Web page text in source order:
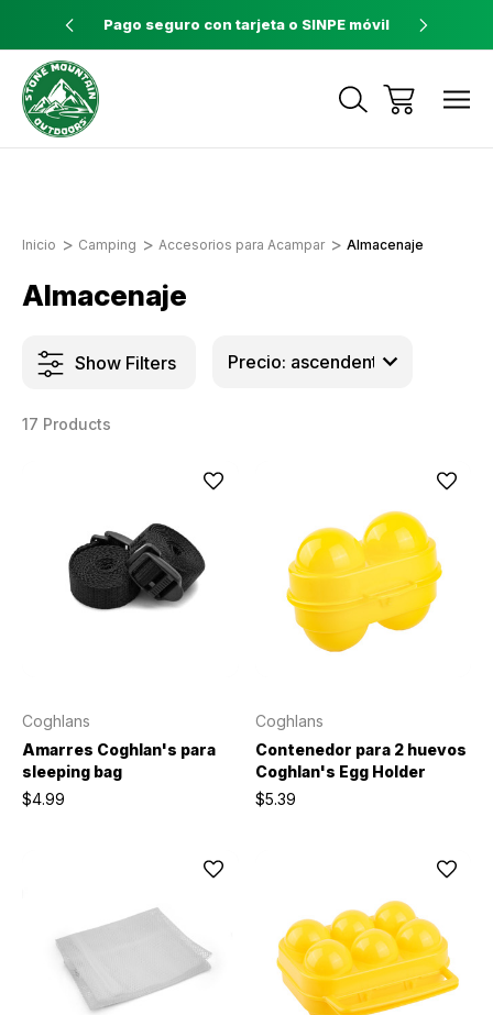
a $60 Pago seguro con tarjeta o SINPE móvil
Inicio Camping Accesorios para Acampar Almacenaje
Almacenaje
Show Filters
17 Products
Coghlans
Amarres Coghlan's para
sleeping bag
$4.99
Coghlans
Contenedor para 2 huevos
Coghlan's Egg Holder
$5.39